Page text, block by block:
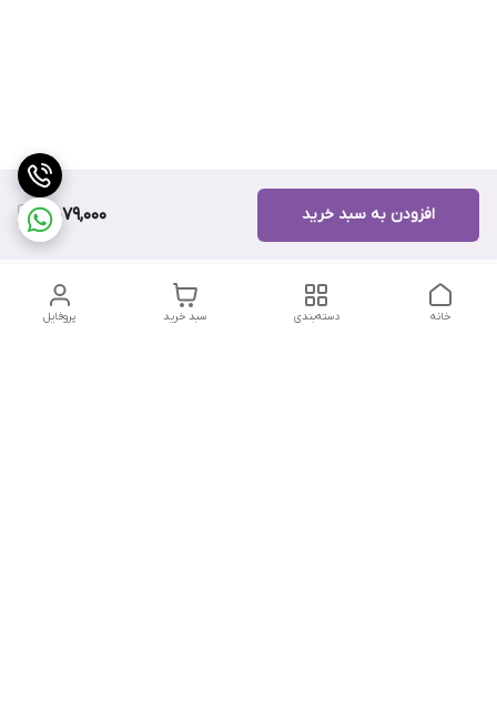
5,079,000 افزودن به سبد خرید
پروفایل سبد خرید دسته‌بندی خانه